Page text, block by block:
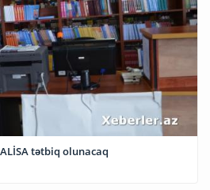
tətbiq olunacaq